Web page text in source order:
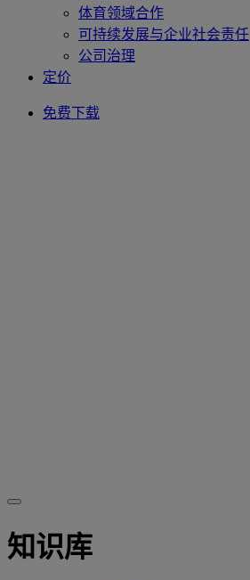
体育领域合作
可持续发展与企业社会责任
公司治理
定价
免费下载
知识库